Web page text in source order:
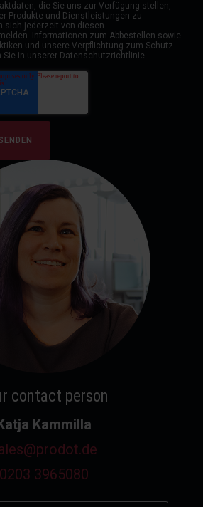
die Sie uns zur Verfügung stellen,
Produkte und Dienstleistungen zu
sich jederzeit von diesen
Informationen zum Abbestellen sowie
und unsere Verpflichtung zum Schutz
Sie in unserer Datenschutzrichtlinie.
contact person
Kammilla
0203 3965080